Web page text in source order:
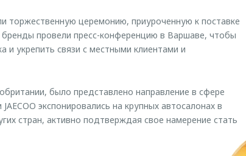
торжественную церемонию, приуроченную к поставке
провели пресс-конференцию в Варшаве, чтобы
и укрепить связи с местными клиентами и
было представлено направление в сфере
экспонировались на крупных автосалонах в
стран, активно подтверждая свое намерение стать